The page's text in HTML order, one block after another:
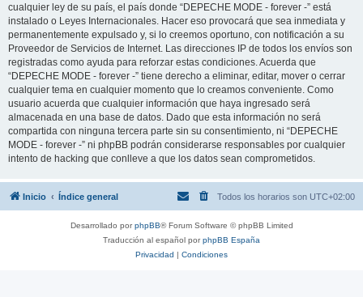
cualquier ley de su país, el país donde “DEPECHE MODE - forever -” está
instalado o Leyes Internacionales. Hacer eso provocará que sea inmediata y
permanentemente expulsado y, si lo creemos oportuno, con notificación a su
Proveedor de Servicios de Internet. Las direcciones IP de todos los envíos son
registradas como ayuda para reforzar estas condiciones. Acuerda que
“DEPECHE MODE - forever -” tiene derecho a eliminar, editar, mover o cerrar
cualquier tema en cualquier momento que lo creamos conveniente. Como
usuario acuerda que cualquier información que haya ingresado será
almacenada en una base de datos. Dado que esta información no será
compartida con ninguna tercera parte sin su consentimiento, ni “DEPECHE
MODE - forever -” ni phpBB podrán considerarse responsables por cualquier
intento de hacking que conlleve a que los datos sean comprometidos.
Inicio Índice general Todos los horarios son UTC+02:00
Desarrollado porphpBB® Forum Software © phpBB Limited
Traducción al español porphpBB España
Privacidad | Condiciones